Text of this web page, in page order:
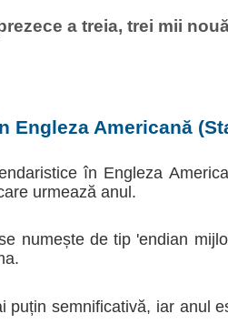
a treia, trei mii
Engleza Americană
în Engleza
urmează anul.
numește de tip 'endian
puțin semnificativă, iar anul